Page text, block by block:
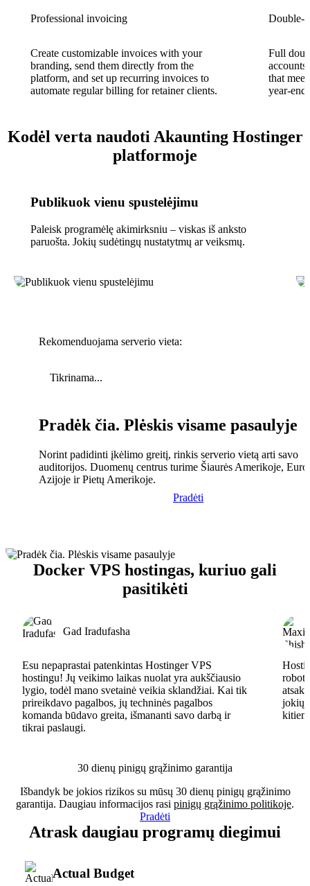
Professional invoicing
Create customizable invoices with your
branding, send them directly from the
platform, and set up recurring invoices to
automate regular billing for retainer clients.
Double-
Full
accounts
that
year-end
Kodėl verta naudoti Akaunting Hostinger
platformoje
Publikuok vienu spustelėjimu
Paleisk programėlę akimirksniu – viskas iš anksto
paruošta. Jokių sudėtingų nustatytmų ar veiksmų.
Rekomenduojama serverio vieta:
Tikrinama...
Pradėk čia. Plėskis visame pasaulyje
Norint padidinti įkėlimo greitį, rinkis serverio vietą arti savo
auditorijos. Duomenų centrus turime Šiaurės Amerikoje,
Azijoje ir Pietų Amerikoje.
Pradėti
Docker VPS hostingas, kuriuo gali
pasitikėti
Gad Iradufasha
Esu nepaprastai patenkintas Hostinger VPS
hostingu! Jų veikimo laikas nuolat yra aukščiausio
lygio, todėl mano svetainė veikia sklandžiai. Kai tik
prireikdavo pagalbos, jų techninės pagalbos
komanda būdavo greita, išmananti savo darbą ir
tikrai paslaugi.
jokių
30 dienų pinigų grąžinimo garantija
Išbandyk be jokios rizikos su mūsų 30 dienų pinigų grąžinimo
garantija. Daugiau informacijos rasi pinigų grąžinimo politikoje.
Pradėti
Atrask daugiau programų diegimui
Actual Budget